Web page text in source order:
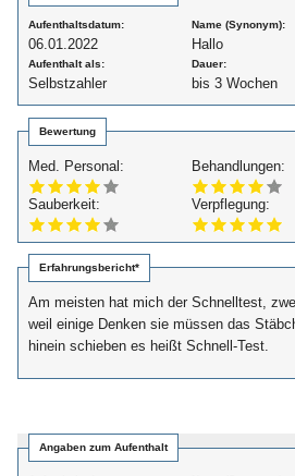
Aufenthaltsdatum:
06.01.2022
Name (Synonym):
Hallo
Aufenthalt als:
Selbstzahler
Dauer:
bis 3 Wochen
Bewertung
Med. Personal: Behandlungen:
Sauberkeit: Verpflegung:
Erfahrungsbericht*
Am meisten hat mich der Schnelltest,
weil einige Denken sie müssen das
hinein schieben es heißt Schnell-Test.
Angaben zum Aufenthalt